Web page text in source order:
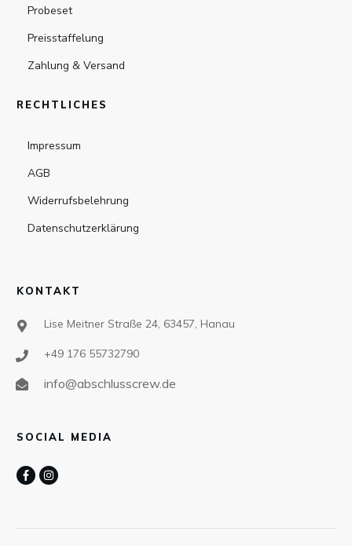
Probeset
Preisstaffelung
Zahlung & Versand
RECHTLICHES
Impressum
AGB
Widerrufsbelehrung
Datenschutzerklärung
KONTAKT
Lise Meitner Straße 24, 63457, Hanau
+49 176 55732790
info@abschlusscrew.de
SOCIAL MEDIA